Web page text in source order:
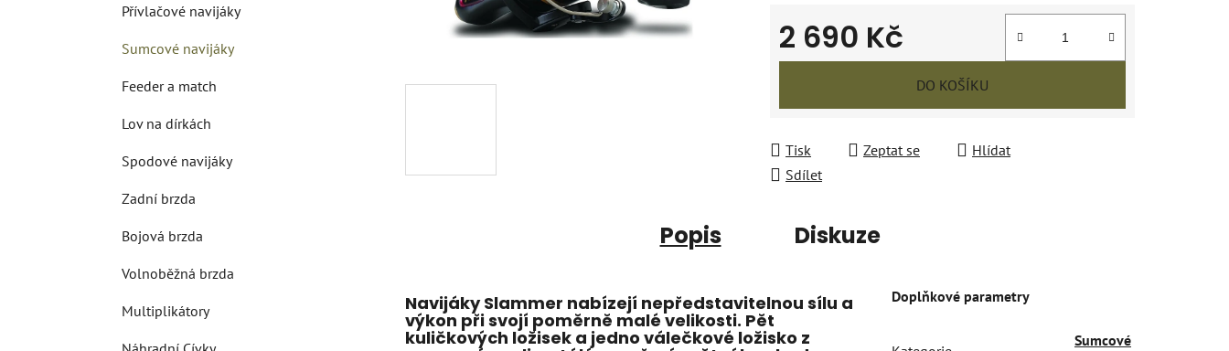
Přívlačové navijáky
Sumcové navijáky
Feeder a match
Lov na dírkách
Spodové navijáky
Zadní brzda
Bojová brzda
Volnoběžná brzda
Multiplikátory
2 690 Kč
Měrná cena:
DO KOŠÍKU
Tisk Zeptat se
Hlídat
Sdílet
Popis Diskuze
Navijáky Slammer nabízejí nepředstavitelnou sílu a
výkon při svojí poměrně malé velikosti. Pět
kuličkových ložisek a jedno válečkové ložisko z
Doplňkové parametry
Sumcové